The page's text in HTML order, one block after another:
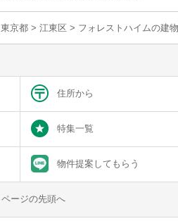
東京都 > 江東区 > フォレストハイムの建
住所から
特集一覧
物件提案してもらう
ページの先頭へ